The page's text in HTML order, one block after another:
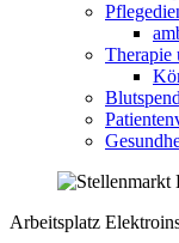
Therapie
Arbeitsplatz